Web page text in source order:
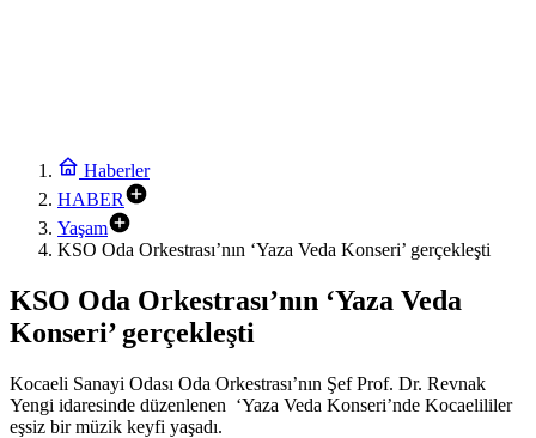
Haberler
HABER
Yaşam
KSO Oda Orkestrası’nın ‘Yaza Veda Konseri’ gerçekleşti
KSO Oda Orkestrası’nın ‘Yaza Veda
Konseri’ gerçekleşti
Kocaeli Sanayi Odası Oda Orkestrası’nın Şef Prof. Dr. Revnak
Yengi idaresinde düzenlenen ‘Yaza Veda Konseri’nde Kocaelililer
eşsiz bir müzik keyfi yaşadı.